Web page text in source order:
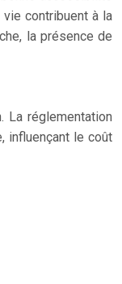
vie contribuent à la
la présence de
La réglementation
influençant le coût